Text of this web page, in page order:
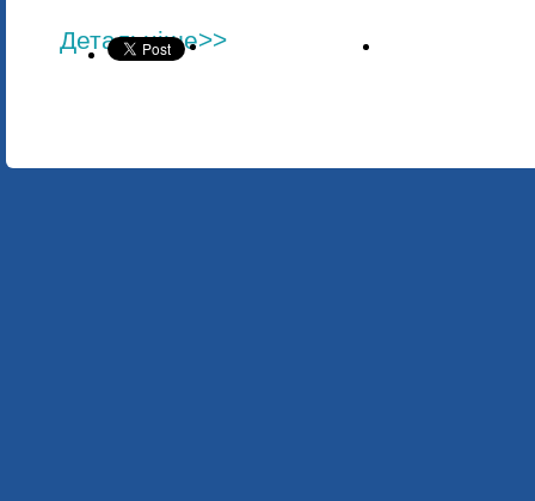
Детальніше>>